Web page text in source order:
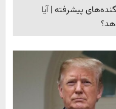
پیشرفته | آیا